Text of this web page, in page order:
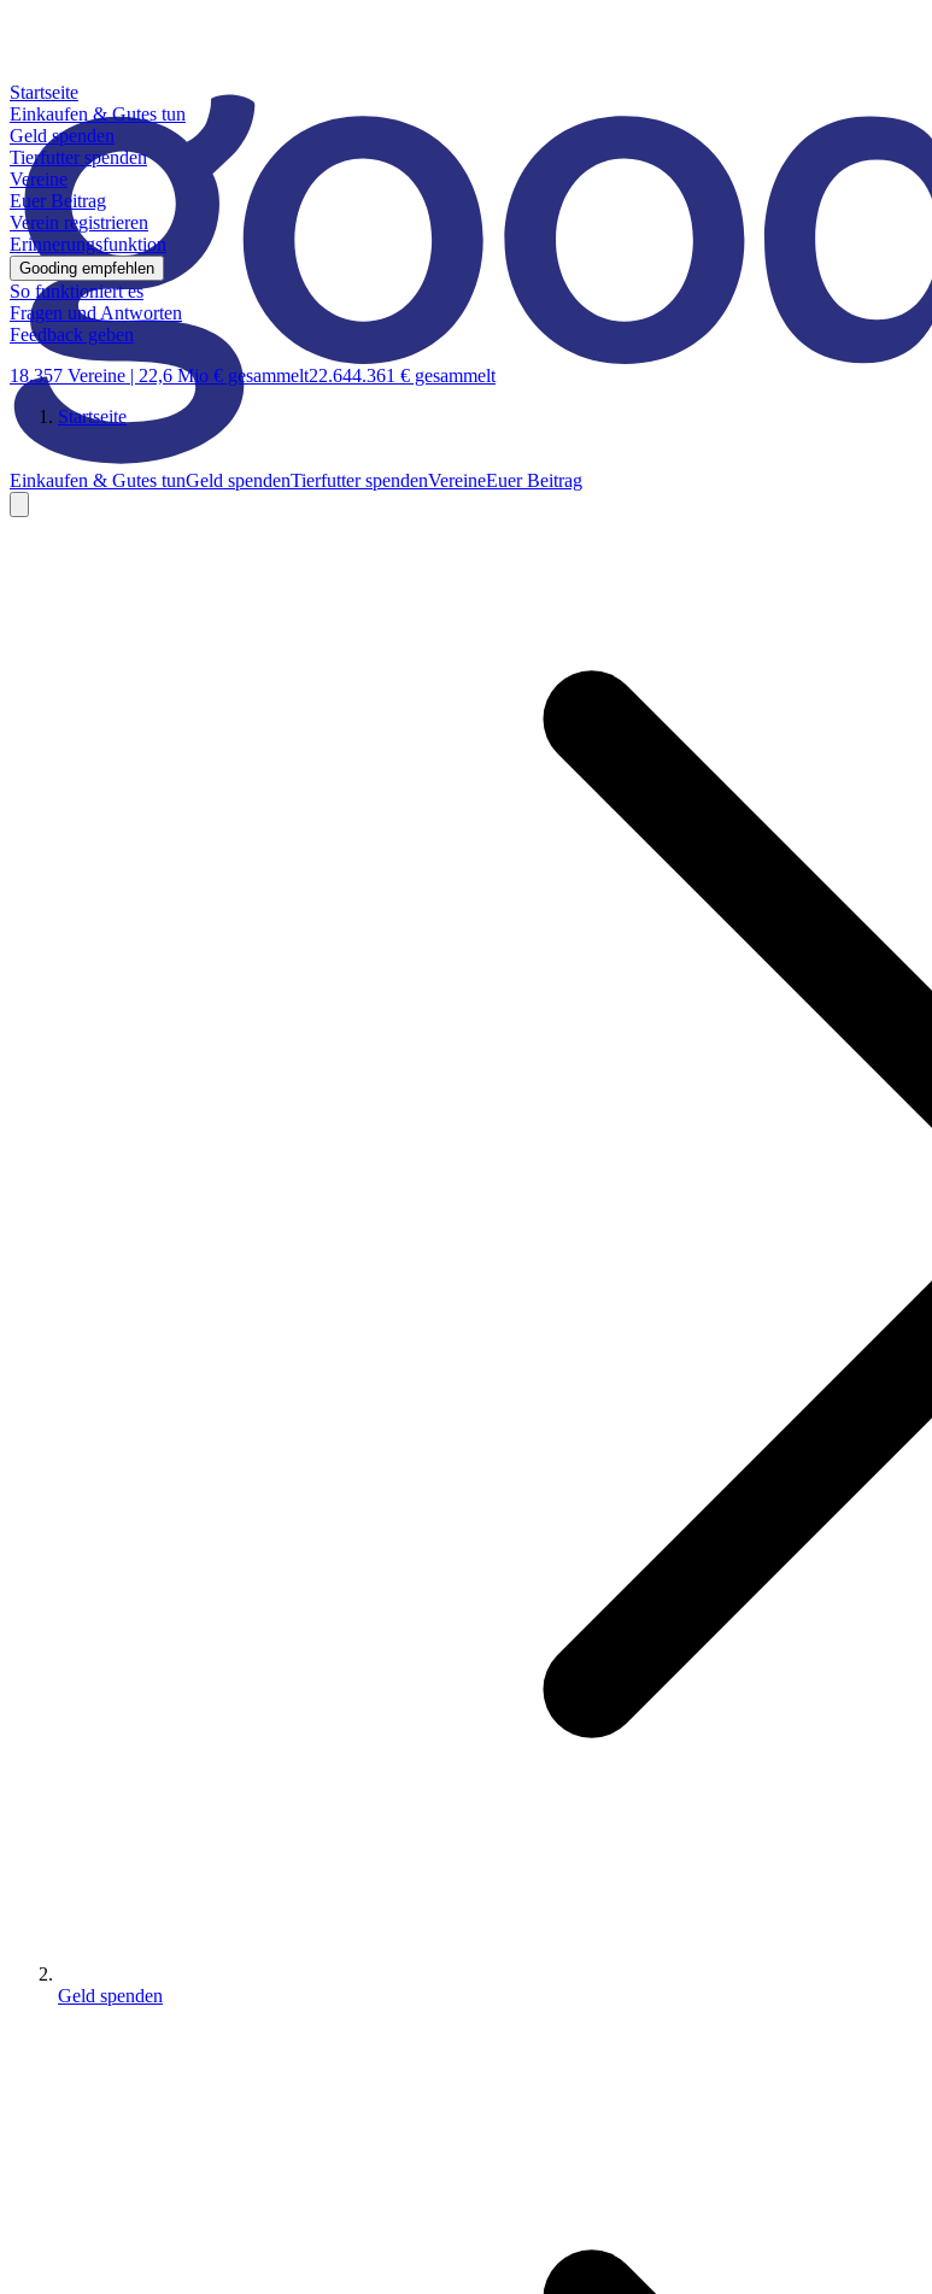
Einkaufen & Gutes tunGeld spendenTierfutter spendenVereineEuer Beitrag
Startseite
Einkaufen & Gutes tun
Geld spenden
Tierfutter spenden
Vereine
Euer Beitrag
Verein registrieren
Erinnerungsfunktion
Gooding empfehlen
So funktioniert es
Fragen und Antworten
Feedback geben
18.357 Vereine | 22,6 Mio € gesammelt22.644.361 € gesammelt
Startseite
Geld spenden